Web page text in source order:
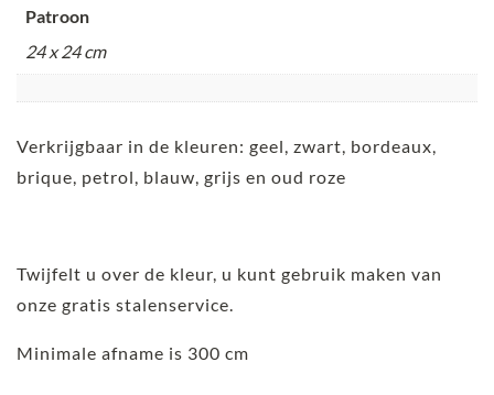
Patroon
24 x 24 cm
Verkrijgbaar in de kleuren: geel, zwart, bordeaux,
brique, petrol, blauw, grijs en oud roze
Twijfelt u over de kleur, u kunt gebruik maken van
onze gratis stalenservice.
Minimale afname is 300 cm